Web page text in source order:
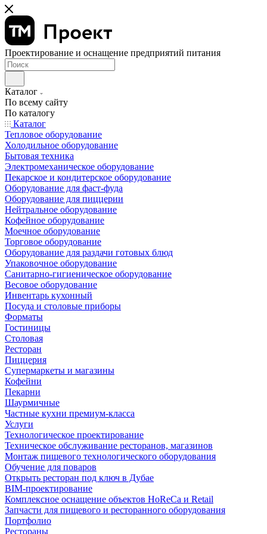
Проектирование и оснащение предприятий питания
Каталог
По всему сайту
По каталогу
Каталог
Тепловое оборудование
Холодильное оборудование
Бытовая техника
Электромеханическое оборудование
Пекарское и кондитерское оборудование
Оборудование для фаст-фуда
Оборудование для пиццерии
Нейтральное оборудование
Кофейное оборудование
Моечное оборудование
Торговое оборудование
Оборудование для раздачи готовых блюд
Упаковочное оборудование
Санитарно-гигиеническое оборудование
Весовое оборудование
Инвентарь кухонный
Посуда и столовые приборы
Форматы
Гостиницы
Столовая
Ресторан
Пиццерия
Супермаркеты и магазины
Кофейни
Пекарни
Шаурмичные
Частные кухни премиум-класса
Услуги
Технологическое проектирование
Техническое обслуживание ресторанов, магазинов
Монтаж пищевого технологического оборудования
Обучение для поваров
Открыть ресторан под ключ в Дубае
BIM-проектирование
Комплексное оснащение объектов HoReCa и Retail
Запчасти для пищевого и ресторанного оборудования
Портфолио
Рестораны